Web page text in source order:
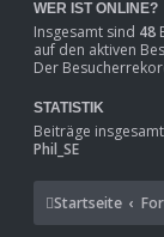
WER IST ONLINE?
Insgesamt sind 48
auf den aktiven
Der
STATISTIK
Beiträge insgesamt
Phil_SE
Startseite